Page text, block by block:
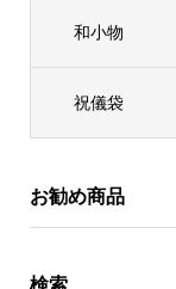
和小物
祝儀袋
お勧め商品